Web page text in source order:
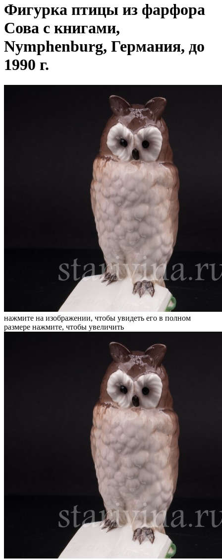
Фигурка птицы из фарфора
Сова с книгами,
Nymphenburg, Германия, до
1990 г.
нажмите на изображении, чтобы увидеть его в полном
размере нажмите, чтобы увеличить